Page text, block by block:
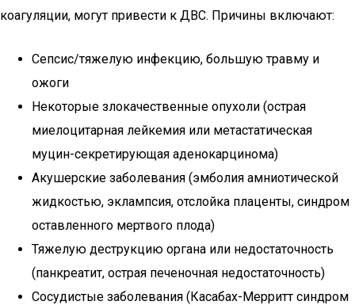
коагуляции, могут привести к ДВС. Причины включают:
Сепсис/тяжелую инфекцию, большую травму и
ожоги
Некоторые злокачественные опухоли (острая
миелоцитарная лейкемия или метастатическая
муцин-секретирующая аденокарцинома)
Акушерские заболевания (эмболия амниотической
жидкостью, эклампсия, отслойка плаценты, синдром
оставленного мертвого плода)
Тяжелую деструкцию органа или недостаточность
(панкреатит, острая печеночная недостаточность)
Сосудистые заболевания (Касабах-Мерритт синдром